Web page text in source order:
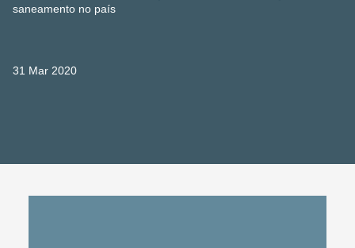
saneamento no país
31 Mar 2020